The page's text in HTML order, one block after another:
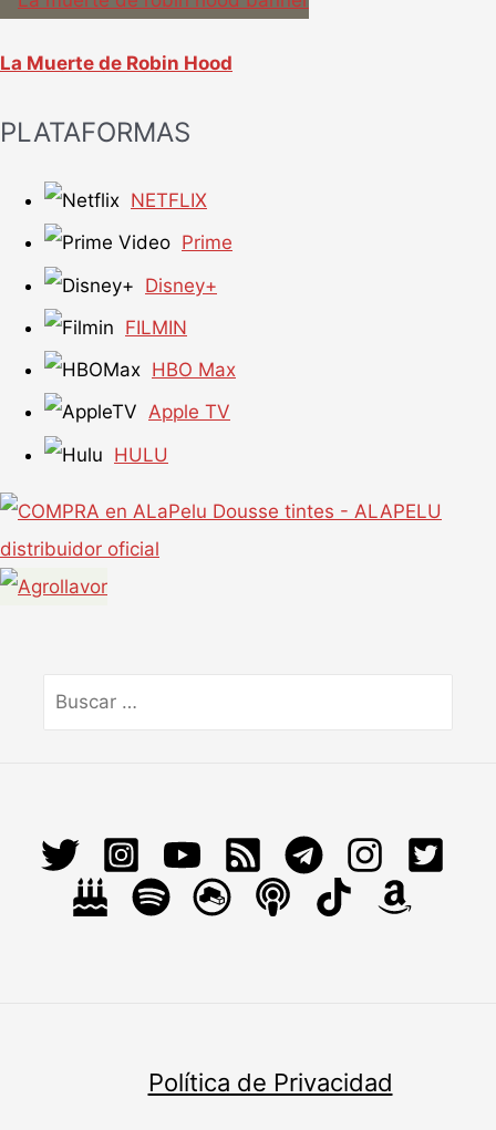
La Muerte de Robin Hood
PLATAFORMAS
NETFLIX
Prime
Disney+
FILMIN
HBO Max
Apple TV
HULU
por:
Política de Privacidad